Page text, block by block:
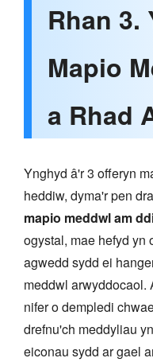
Rhan 3.
Mapio
a Rhad
Ynghyd â'r 3 offeryn
heddiw, dyma'r pen
mapio meddwl am
ogystal, mae hefyd yn
agwedd sydd ei
meddwl arwyddocaol.
nifer o dempledi
drefnu'ch meddyliau
eiconau sydd ar gael